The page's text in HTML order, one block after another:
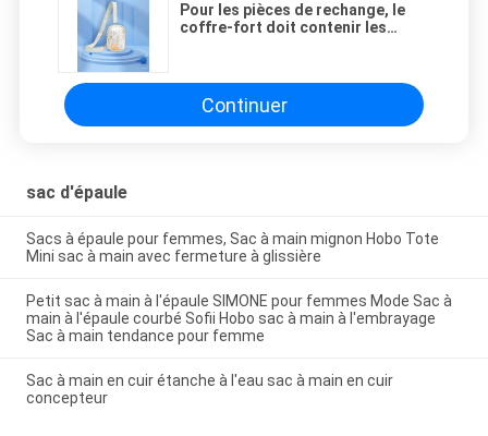
Pour les pièces de rechange, le
coffre-fort doit contenir les
Continuer
sac d'épaule
Sacs à épaule pour femmes, Sac à main mignon Hobo Tote
Mini sac à main avec fermeture à glissière
Petit sac à main à l'épaule SIMONE pour femmes Mode Sac à
main à l'épaule courbé Sofii Hobo sac à main à l'embrayage
Sac à main tendance pour femme
Sac à main en cuir étanche à l'eau sac à main en cuir
concepteur